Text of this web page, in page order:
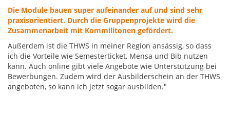
Die Module bauen super aufeinander auf und sind sehr
praxisorientiert. Durch die Gruppenprojekte wird die
Zusammenarbeit mit Kommilitonen gefördert.
Außerdem ist die THWS in meiner Region ansässig, so dass
ich die Vorteile wie Semesterticket, Mensa und Bib nutzen
kann. Auch online gibt viele Angebote wie Unterstützung bei
Bewerbungen. Zudem wird der Ausbilderschein an der THWS
angeboten, so kann ich jetzt sogar ausbilden."